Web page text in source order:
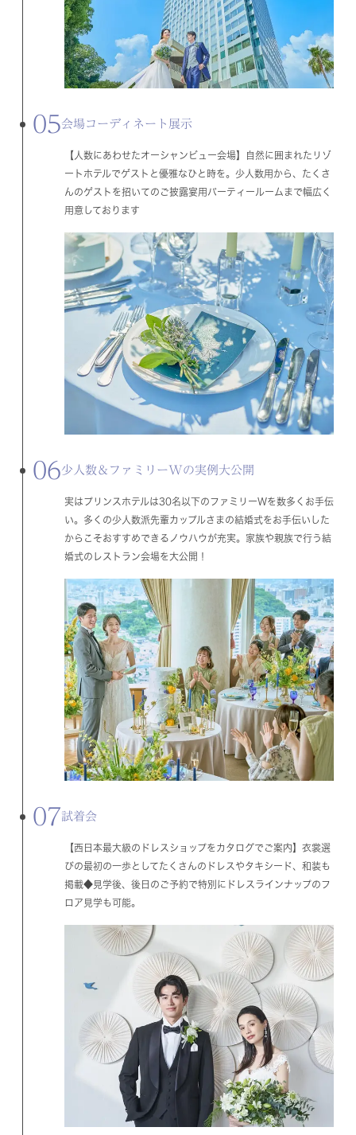
05会場コーディネート展示
【人数にあわせたオーシャンビュー会場】自然に囲まれたリゾ
ートホテルでゲストと優雅なひと時を。少人数用から、たくさ
んのゲストを招いてのご披露宴用パーティールームまで幅広く
用意しております
06少人数＆ファミリーWの実例大公開
実はプリンスホテルは30名以下のファミリーWを数多くお手伝
い。多くの少人数派先輩カップルさまの結婚式をお手伝いした
からこそおすすめできるノウハウが充実。家族や親族で行う結
婚式のレストラン会場を大公開！
07試着会
【西日本最大級のドレスショップをカタログでご案内】衣裳選
びの最初の一歩としてたくさんのドレスやタキシード、和装も
掲載◆見学後、後日のご予約で特別にドレスラインナップのフ
ロア見学も可能。